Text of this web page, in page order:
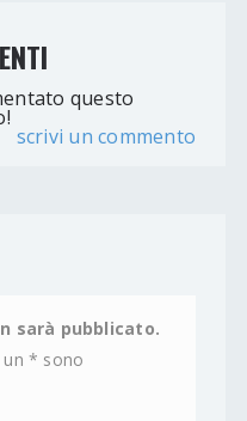
questo
scrivi un commento
sarà pubblicato.
un * sono